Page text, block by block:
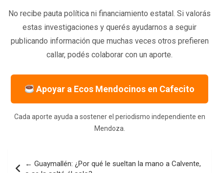
No recibe pauta política ni financiamiento estatal. Si valorás
estas investigaciones y querés ayudarnos a seguir
publicando información que muchas veces otros prefieren
callar, podés colaborar con un aporte.
Apoyar a Ecos Mendocinos en Cafecito
Cada aporte ayuda a sostener el periodismo independiente en
Mendoza.
← Guaymallén: ¿Por qué le sueltan la mano a Calvente,